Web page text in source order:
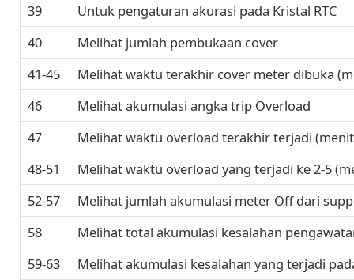
39
Untuk pengaturan akurasi pada Kristal RTC
40
Melihat jumlah pembukaan cover
41-45
Melihat waktu terakhir cover meter dibuka
46
Melihat akumulasi angka trip Overload
47
Melihat waktu overload terakhir terjadi
48-51
Melihat waktu overload yang terjadi ke 2-5
52-57
Melihat jumlah akumulasi meter Off dari
58
Melihat total akumulasi kesalahan
59-63
Melihat akumulasi kesalahan yang terjadi